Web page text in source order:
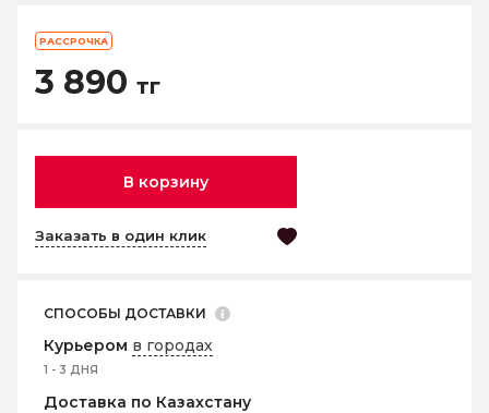
РАССРОЧКА
3 890 тг
В корзину
Заказать в один клик
СПОСОБЫ ДОСТАВКИ
Курьером в городах
1 - 3 ДНЯ
Доставка по Казахстану